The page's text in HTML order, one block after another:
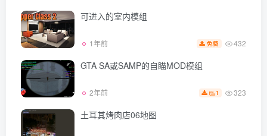
可进入的室内模组
1年前 免费 432
GTA SA或SAMP的自瞄MOD模组
2年前 1 323
土耳其烤肉店06地图